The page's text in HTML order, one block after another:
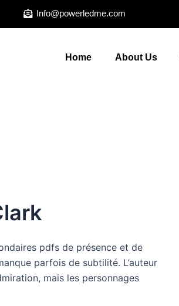
Info@powerledme.com
Home About Us
pdfs de présence et de
parfois de subtilité. L’auteur
mais les personnages